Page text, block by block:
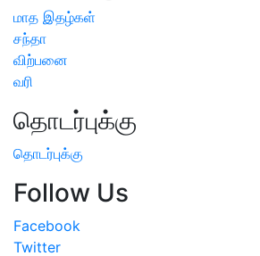
மாத இதழ்கள்
சந்தா
விற்பனை
வரி
தொடர்புக்கு
தொடர்புக்கு
Follow Us
Facebook
Twitter